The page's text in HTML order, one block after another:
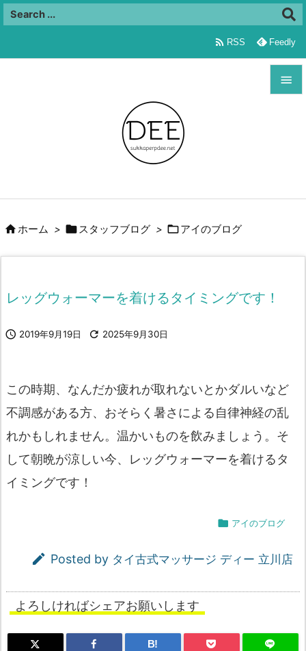

前へ

 RSS Feedly
ホーム > スタッフブログ > アイのブログ
レッグウォーマーを着けるタイミングです！
 2019年9月19日  2025年9月30日
この時期、なんだか疲れが取れないとかダルいなど
不調感がある方、おそらく暑さによる自律神経の乱
れかもしれません。温かいものを飲みましょう。そ
して朝晩が涼しい今、レッグウォーマーを着けるタ
イミングです！
 アイのブログ
 Posted by タイ古式マッサージ ディー 立川店
よろしければシェアお願いします
B!